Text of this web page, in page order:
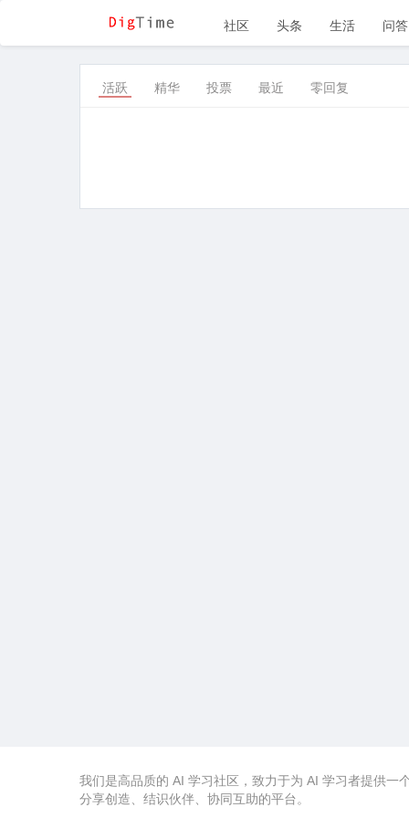
社区 头条 生活 问答
活跃 精华 投票 最近 零回复
我们是高品质的 AI 学习社区，致力于为 AI 学习者提供一
分享创造、结识伙伴、协同互助的平台。